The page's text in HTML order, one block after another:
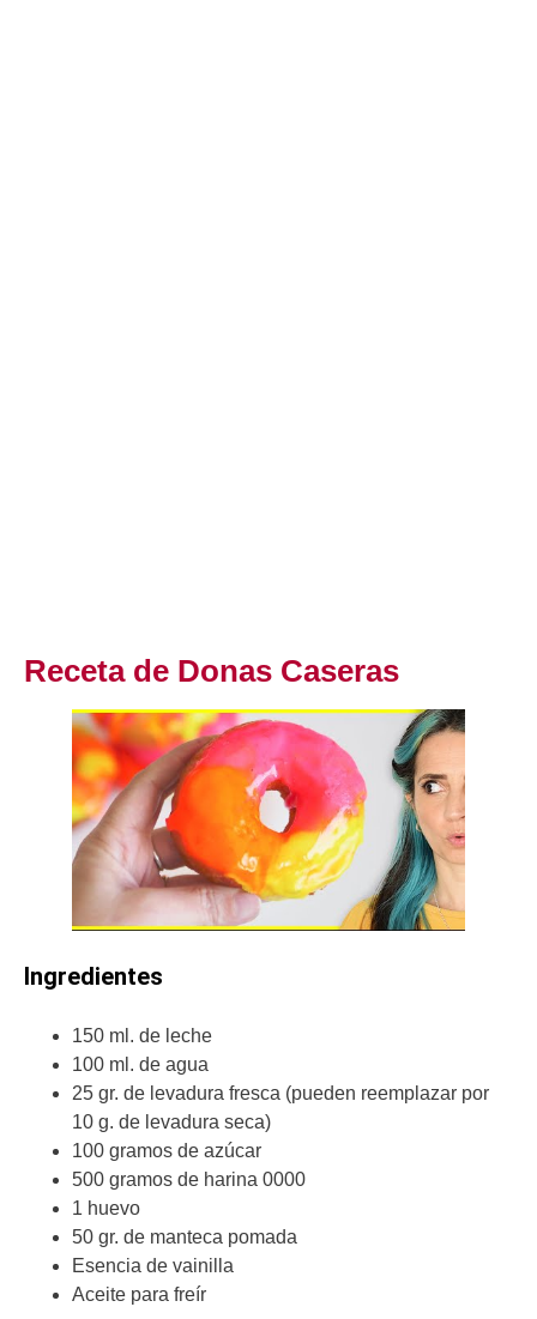
Receta de Donas Caseras
Ingredientes
150 ml. de leche
100 ml. de agua
25 gr. de levadura fresca (pueden reemplazar por
10 g. de levadura seca)
100 gramos de azúcar
500 gramos de harina 0000
1 huevo
50 gr. de manteca pomada
Esencia de vainilla
Aceite para freír